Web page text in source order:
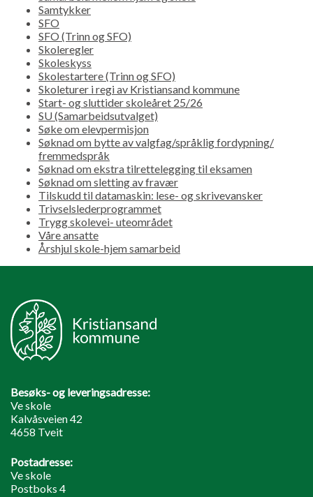
Samtykker
SFO
SFO (Trinn og SFO)
Skoleregler
Skoleskyss
Skolestartere (Trinn og SFO)
Skoleturer i regi av Kristiansand kommune
Start- og sluttider skoleåret 25/26
SU (Samarbeidsutvalget)
Søke om elevpermisjon
Søknad om bytte av valgfag/språklig fordypning/
fremmedspråk
Søknad om ekstra tilrettelegging til eksamen
Søknad om sletting av fravær
Tilskudd til datamaskin: lese- og skrivevansker
Trivselslederprogrammet
Trygg skolevei- uteområdet
Våre ansatte
Årshjul skole-hjem samarbeid
Besøks- og leveringsadresse:
Ve skole
Kalvåsveien 42
4658 Tveit
Postadresse:
Ve skole
Postboks 4